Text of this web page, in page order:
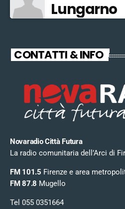
Lungarno
CONTATTI & INFO
Novaradio Città Futura
La radio comunitaria dell’Arci di
FM 101.5 Firenze e area
FM 87.8 Mugello
Tel 055 0351664